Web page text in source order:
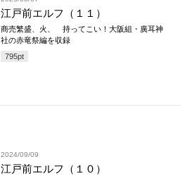
江戸前エルフ（１１）
商売繁盛、火、 持ってこい！大阪組・廣耳神
社の赤竜祭編を収録
795pt
2024/09/09
江戸前エルフ（１０）